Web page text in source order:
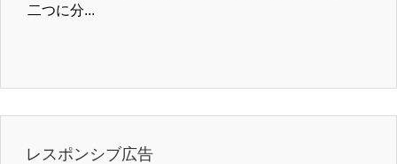
二つに分...
レスポンシブ広告